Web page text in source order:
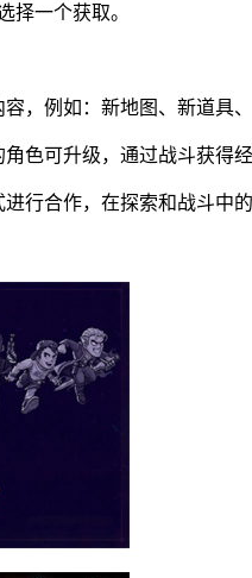
择一个获取。
，例如：新地图、新道具
色可升级，通过战斗获得
行合作，在探索和战斗中